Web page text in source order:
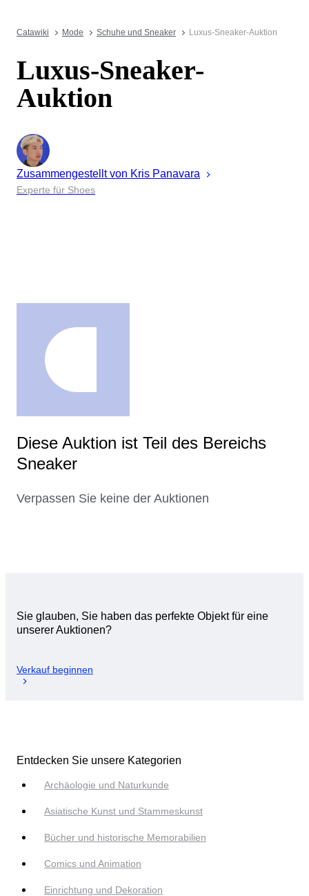
Catawiki Mode Schuhe und Sneaker Luxus-Sneaker-Auktion
Luxus-Sneaker-
Auktion
Zusammengestellt von Kris Panavara
Experte für Shoes
Diese Auktion ist Teil des Bereichs
Sneaker
Verpassen Sie keine der Auktionen
Sie glauben, Sie haben das perfekte Objekt für eine
unserer Auktionen?
Verkauf beginnen
Entdecken Sie unsere Kategorien
Archäologie und Naturkunde
Asiatische Kunst und Stammeskunst
Bücher und historische Memorabilien
Comics und Animation
Einrichtung und Dekoration